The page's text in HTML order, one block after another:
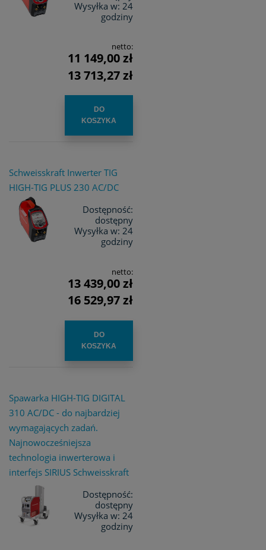
Wysyłka w: 24
godziny
netto:
11 149,00 zł
13 713,27 zł
DO
KOSZYKA
Schweisskraft Inwerter TIG
HIGH-TIG PLUS 230 AC/DC
Dostępność:
dostępny
Wysyłka w: 24
godziny
netto:
13 439,00 zł
16 529,97 zł
DO
KOSZYKA
Spawarka HIGH-TIG DIGITAL
310 AC/DC - do najbardziej
wymagających zadań.
Najnowocześniejsza
technologia inwerterowa i
interfejs SIRIUS Schweisskraft
Dostępność:
dostępny
Wysyłka w: 24
godziny